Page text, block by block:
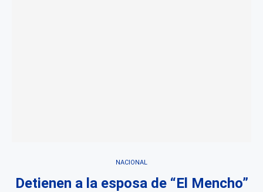
NACIONAL
Detienen a la esposa de “El Mencho”